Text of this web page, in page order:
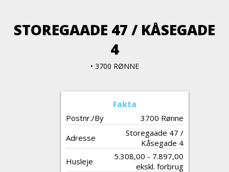
STOREGAADE 47 / KÅSEGADE
4
• 3700 RØNNE
Fakta
Postnr./By
3700 Rønne
Adresse
Storegaade 47 /
Kåsegade 4
Husleje
5.308,00 - 7.897,00
ekskl. forbrug